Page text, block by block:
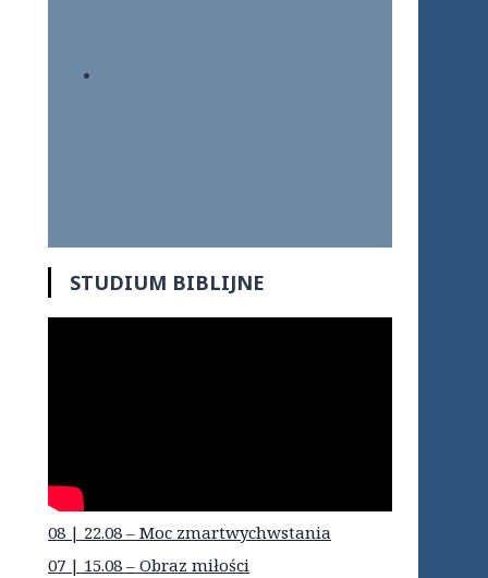
STUDIUM BIBLIJNE
08 | 22.08 – Moc zmartwychwstania
07 | 15.08 – Obraz miłości